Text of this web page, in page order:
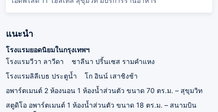
แนะนำ
โรงแรมยอดนิยมในกรุงเทพฯ
โรงแรมวีวา ลาวีดา
ชาลีนา ปริ้นเซส รามคำแหง
โรงแรมลิลีเบธ ประตูน้ำ
โก อินน์ เสาชิงช้า
อพาร์ตเมนต์ 2 ห้องนอน 1 ห้องน้ำส่วนตัว ขนาด 70 ตร.ม. – สุขุมวิท
สตูดิโอ อพาร์ตเมนต์ 1 ห้องน้ำส่วนตัว ขนาด 18 ตร.ม. – สนามบิน